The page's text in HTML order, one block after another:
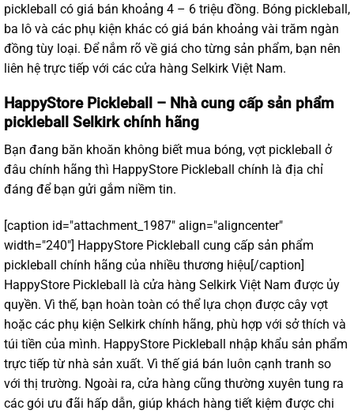
pickleball có giá bán khoảng 4 – 6 triệu đồng. Bóng pickleball,
ba lô và các phụ kiện khác có giá bán khoảng vài trăm ngàn
đồng tùy loại. Để nắm rõ về giá cho từng sản phẩm, bạn nên
liên hệ trực tiếp với các cửa hàng Selkirk Việt Nam.
HappyStore Pickleball – Nhà cung cấp sản phẩm
pickleball Selkirk chính hãng
Bạn đang băn khoăn không biết mua bóng, vợt pickleball ở
đâu chính hãng thì HappyStore Pickleball chính là địa chỉ
đáng để bạn gửi gắm niềm tin.
[caption id="attachment_1987" align="aligncenter"
width="240"] HappyStore Pickleball cung cấp sản phẩm
pickleball chính hãng của nhiều thương hiệu[/caption]
HappyStore Pickleball là cửa hàng Selkirk Việt Nam được ủy
quyền. Vì thế, bạn hoàn toàn có thể lựa chọn được cây vợt
hoặc các phụ kiện Selkirk chính hãng, phù hợp với sở thích và
túi tiền của mình. HappyStore Pickleball nhập khẩu sản phẩm
trực tiếp từ nhà sản xuất. Vì thế giá bán luôn cạnh tranh so
với thị trường. Ngoài ra, cửa hàng cũng thường xuyên tung ra
các gói ưu đãi hấp dẫn, giúp khách hàng tiết kiệm được chi